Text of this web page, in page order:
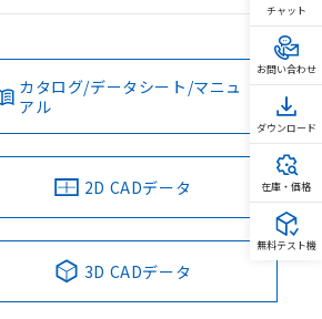
カタログ/データシート/マニュ
アル
2D CADデータ
3D CADデータ
チャット
お問い合わせ
ダウンロード
在庫・価格
無料テスト機